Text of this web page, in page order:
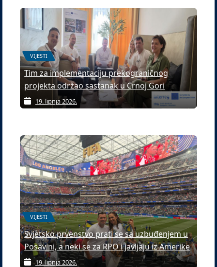
VIJESTI
Tim za implementaciju prekograničnog
projekta održao sastanak u Crnoj Gori
19. lipnja 2026.
VIJESTI
Svjetsko prvenstvo prati se sa uzbuđenjem u
Posavini, a neki se za RPO i javljaju iz Amerike
19. lipnja 2026.